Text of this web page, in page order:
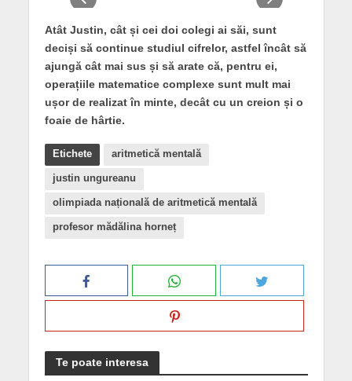
Atât Justin, cât și cei doi colegi ai săi, sunt
deciși să continue studiul cifrelor, astfel încât să
ajungă cât mai sus și să arate că, pentru ei,
operațiile matematice complexe sunt mult mai
ușor de realizat în minte, decât cu un creion și o
foaie de hârtie.
Etichete aritmetică mentală
justin ungureanu
olimpiada națională de aritmetică mentală
profesor mădălina horneț
Te poate interesa